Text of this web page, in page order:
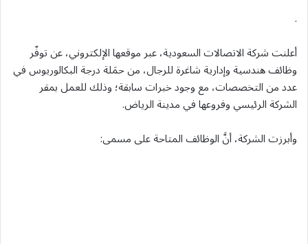
.
أعلنت شركة الاتصالات السعودية، عبر موقعها الإلكتروني، عن توفّر
وظائف هندسية وإدارية شاغرة للرجال، من حمَلة درجة البكالوريوس في
عدد من التخصصات، مع وجود خبرات سابقة؛ وذلك للعمل بمقر
الشركة الرئيسي وفروعها في مدينة الرياض.
وأبرزت الشركة، أنَّ الوظائف المتاحة على مسمى: